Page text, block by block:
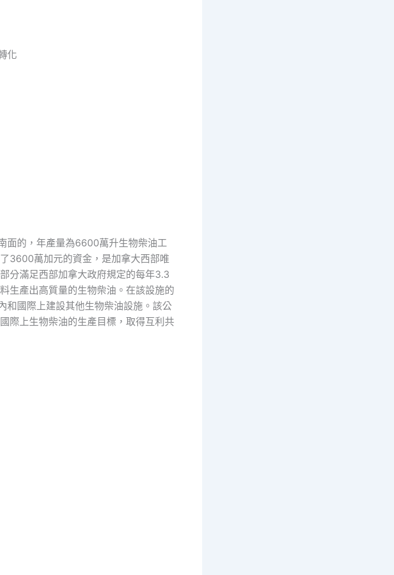
化
面的，年產量為6600萬升生物柴油工
3600萬加元的資金，是加拿大西部唯
分滿足西部加拿大政府規定的每年3.3
生產出高質量的生物柴油。在該設施的
和國際上建設其他生物柴油設施。該公
際上生物柴油的生產目標，取得互利共